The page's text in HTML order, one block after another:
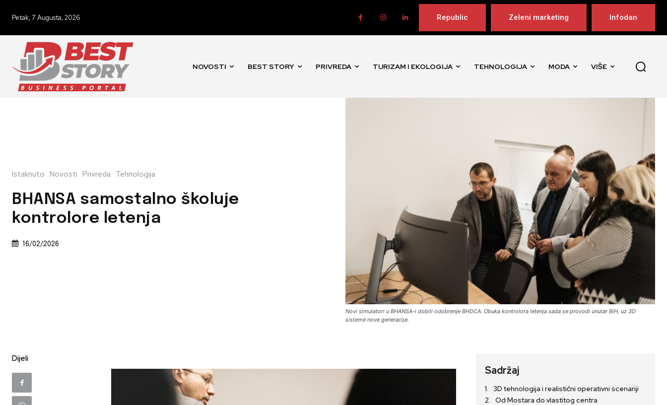
Petak, 7 Augusta, 2026 Republic Zeleni marketing Infodan
NOVOSTI BEST STORY PRIVREDA TURIZAM I EKOLOGIJA TEHNOLOGIJA MODA VIŠE
Istaknuto Novosti Privreda Tehnologija
BHANSA samostalno školuje
kontrolore letenja
16/02/2026
Novi simulatori u BHANSA-i dobili odobrenje BHDCA. Obuka kontrolora letenja sada se provodi unutar BiH, uz 3D
sisteme nove generacije.
Dijeli
Sadržaj
3D tehnologija i realistični operativni scenariji
Od Mostara do vlastitog centra